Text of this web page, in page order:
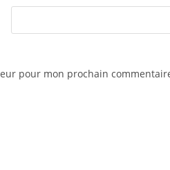
pour mon prochain